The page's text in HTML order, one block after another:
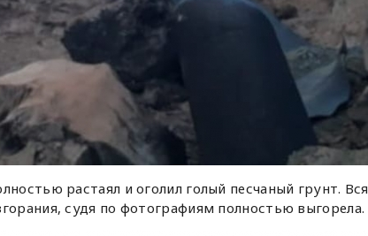
растаял и оголил голый песчаный грунт. Вся
судя по фотографиям полностью выгорела.